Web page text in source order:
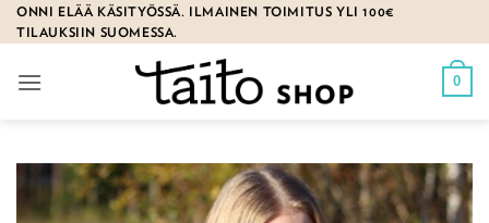
Skip
to
ONNI ELÄÄ KÄSITYÖSSÄ. ILMAINEN TOIMITUS YLI 100€
TILAUKSIIN SUOMESSA.
0